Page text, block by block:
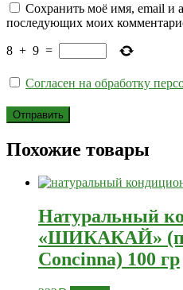
Сохранить моё имя, email и
последующих моих
8 + 9 =
Согласен на обработку
Похожие товары
Натуральный
«ШИКАКАЙ»
Concinna) 100 гр